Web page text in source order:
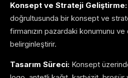
Konsept ve Strateji Geliştirme:
doğrultusunda bir konsept ve
firmanızın pazardaki konumunu
belirginleştirir.
Tasarım Süreci: Konsept